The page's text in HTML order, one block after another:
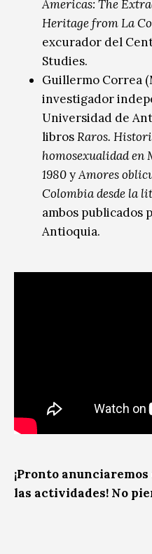
Americas: The
Heritage from La
excurador del
Studies.​​​​​​​
Guillermo Correa
investigador
Universidad de
librosRaros.
homosexualidad en
1980yAmores
Colombia desde la
ambos publicados
Antioquia.
¡Pronto
las actividades! No